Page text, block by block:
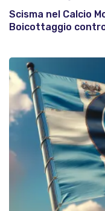
Scisma nel Calcio
Boicottaggio contro